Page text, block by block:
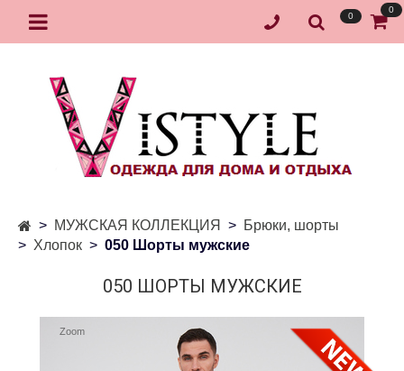
0
0
МУЖСКАЯ КОЛЛЕКЦИЯ
Брюки, шорты
Хлопок
050 Шорты мужские
050 ШОРТЫ МУЖСКИЕ
Zoom